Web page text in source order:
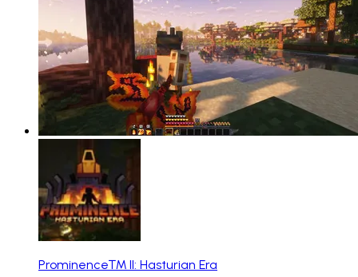
Prominence™ II: Hasturian Era